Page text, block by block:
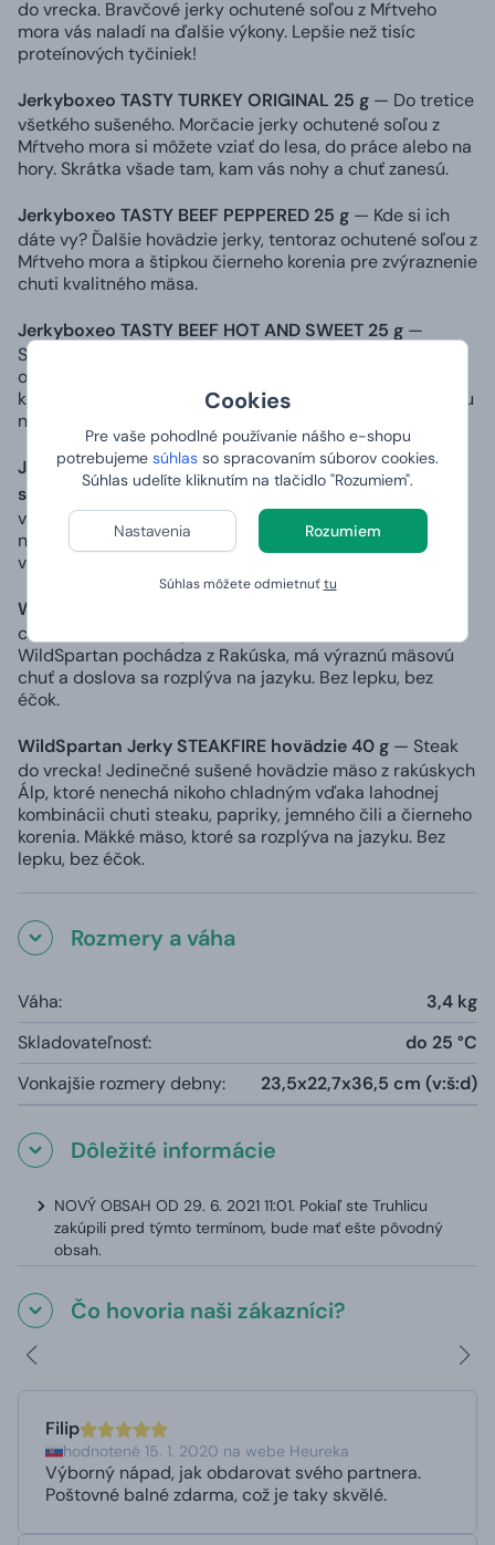
Cookies
Pre vaše pohodlné používanie nášho e-shopu
potrebujeme súhlas so spracovaním súborov cookies.
Súhlas udelíte kliknutím na tlačidlo "Rozumiem".
Nastavenia Rozumiem
Súhlas môžete odmietnuťtu
do vrecka. Bravčové jerky ochutené soľou z Mŕtveho
mora vás naladí na ďalšie výkony. Lepšie než tisíc
proteínových tyčiniek!
Jerkyboxeo TASTY TURKEY ORIGINAL 25 g — Do tretice
všetkého sušeného. Morčacie jerky ochutené soľou z
Mŕtveho mora si môžete vziať do lesa, do práce alebo na
hory. Skrátka všade tam, kam vás nohy a chuť zanesú.
Jerkyboxeo TASTY BEEF PEPPERED 25 g — Kde si ich
dáte vy? Ďalšie hovädzie jerky, tentoraz ochutené soľou z
Mŕtveho mora a štipkou čierneho korenia pre zvýraznenie
chuti kvalitného mäsa.
Jerkyboxeo TASTY BEEF HOT AND SWEET 25 g —
Skvelá maškrta na cesty aj do práce. Hovädzie jerky
ochutené soľou z Mŕtveho mora a štipkou čili s
karamelovým nádychom dodajú energiu a jemne zaštípu
na jazyku. Ideálne pre milovníkov pikantných chutí.
Jerkyboxeo TASTY BEEF ORIGINAL s nižším obsahom
soli 25 g — Menej soli, viac mäsovej chuti. Naše jerky sa
vyrába len z toho najkvalitnejšieho mäsa, preto
nepotrebuje glutamáty, umelé prísady ani farbivá. A
vystačí si aj s menším množstvom soli.
WildSpartan Jerky CLASSIC hovädzie 40 g
chuťou silnou ako „býk”! Sušené hovädzie mäso
WildSpartan pochádza z Rakúska, má výraznú mäsovú
chuť a doslova sa rozplýva na jazyku. Bez lepku, bez
éčok.
WildSpartan Jerky STEAKFIRE hovädzie 40 g — Steak
do vrecka! Jedinečné sušené hovädzie mäso z rakúskych
Álp, ktoré nenechá nikoho chladným vďaka lahodnej
kombinácii chuti steaku, papriky, jemného čili a čierneho
korenia. Mäkké mäso, ktoré sa rozplýva na jazyku. Bez
lepku, bez éčok.
Rozmery a váha
Váha:
3,4 kg
Skladovateľnosť:
do 25 °C
Vonkajšie rozmery debny:
23,5x22,7x36,5 cm (v:š:d)
Dôležité informácie
NOVÝ OBSAH OD 29. 6. 2021 11:01. Pokiaľ ste Truhlicu
zakúpili pred týmto termínom, bude mať ešte pôvodný
obsah.
Čo hovoria naši zákazníci?
Filip
hodnotené 15. 1. 2020 na webe Heureka
Výborný nápad, jak obdarovat svého partnera.
Poštovné balné zdarma, což je taky skvělé.